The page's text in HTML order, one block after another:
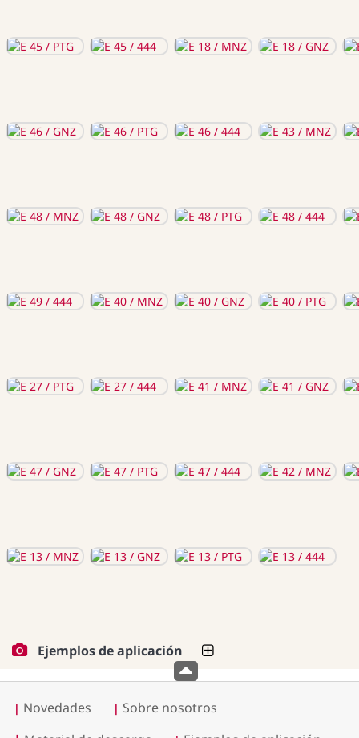
Ejemplos de aplicación
| Novedades | Sobre nosotros